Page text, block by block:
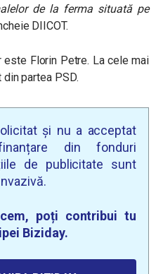
de la ferma situată pe
DIICOT.
este Florin Petre. La cele mai
partea PSD.
și nu a acceptat
din fonduri
de publicitate sunt
poți contribui tu
Biziday.